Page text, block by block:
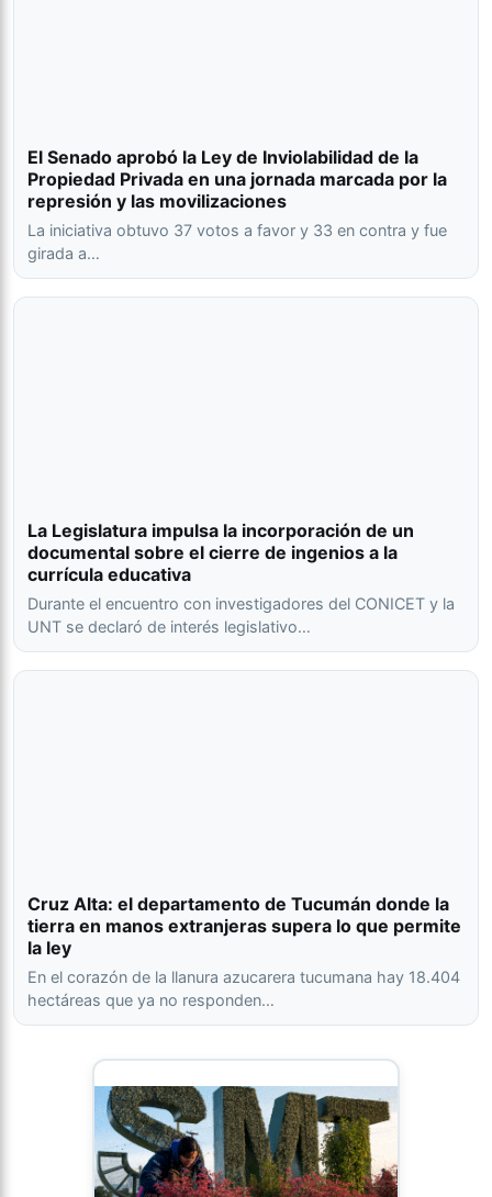
El Senado aprobó la Ley de Inviolabilidad de la
Propiedad Privada en una jornada marcada por la
represión y las movilizaciones
La iniciativa obtuvo 37 votos a favor y 33 en contra y fue
girada a…
La Legislatura impulsa la incorporación de un
documental sobre el cierre de ingenios a la
currícula educativa
Durante el encuentro con investigadores del CONICET y la
UNT se declaró de interés legislativo…
Cruz Alta: el departamento de Tucumán donde la
tierra en manos extranjeras supera lo que permite
la ley
En el corazón de la llanura azucarera tucumana hay 18.404
hectáreas que ya no responden…